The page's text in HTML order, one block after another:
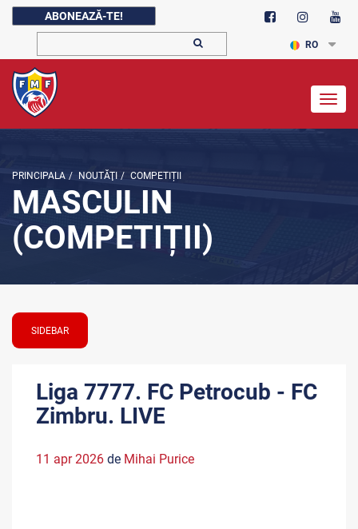
ABONEAZĂ-TE!
RO
PRINCIPALA / NOUTĂŢI / COMPETIȚII
MASCULIN
(COMPETIȚII)
SIDEBAR
Liga 7777. FC Petrocub - FC
Zimbru. LIVE
11 apr 2026 de Mihai Purice